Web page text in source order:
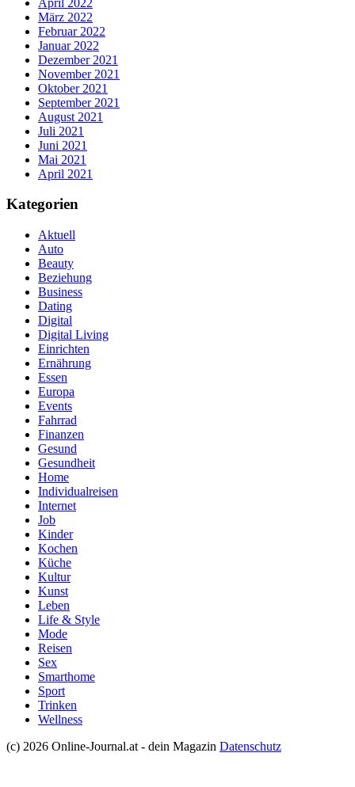
März 2022
Februar 2022
Januar 2022
Dezember 2021
November 2021
Oktober 2021
September 2021
August 2021
Juli 2021
Juni 2021
Mai 2021
April 2021
Kategorien
Aktuell
Auto
Beauty
Beziehung
Business
Dating
Digital
Digital Living
Einrichten
Ernährung
Essen
Europa
Events
Fahrrad
Finanzen
Gesund
Gesundheit
Home
Individualreisen
Internet
Job
Kinder
Kochen
Küche
Kultur
Kunst
Leben
Life & Style
Mode
Reisen
Sex
Smarthome
Sport
Trinken
Wellness
(c) 2026 Online-Journal.at - dein Magazin Datenschutz